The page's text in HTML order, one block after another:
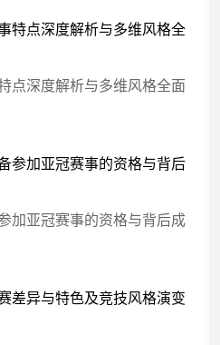
点深度解析与多维风格全面
加亚冠赛事的资格与背后成